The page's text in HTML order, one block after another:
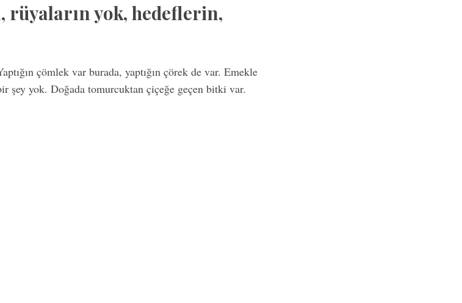
rüyaların yok, hedeflerin,
çömlek var burada, yaptığın çörek de var. Emekle
şey yok. Doğada tomurcuktan çiçeğe geçen bitki var.